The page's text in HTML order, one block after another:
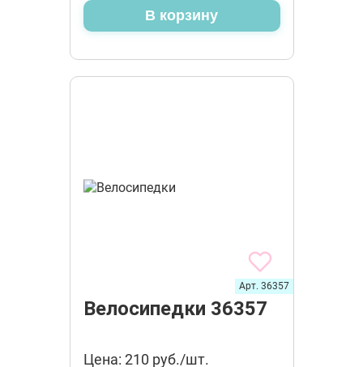
В корзину
Велосипедки 36357
Арт. 36357
Цена: 210 руб./шт.